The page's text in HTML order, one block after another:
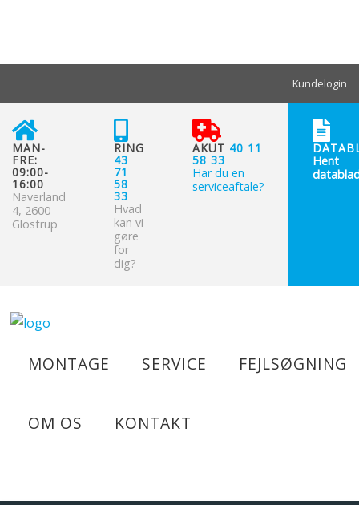
Kundelogin
MAN-
FRE:
09:00-
16:00
Naverland
4, 2600
Glostrup
RING
43
71
58
33
Hvad
kan vi
gøre
for
dig?
AKUT 40 11
58 33
Har du en
serviceaftale?
Hent
MONTAGE SERVICE FEJLSØGNING
OM OS KONTAKT